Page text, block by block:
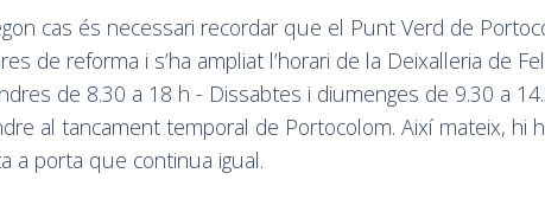
cas és necessari recordar que el Punt Verd de
de reforma i s’ha ampliat l’horari de la Deixalleria de
de 8.30 a 18 h - Dissabtes i diumenges de 9.30 a
al tancament temporal de Portocolom. Així mateix, hi
a porta que continua igual.